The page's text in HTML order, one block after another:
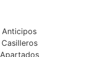
Anticipos